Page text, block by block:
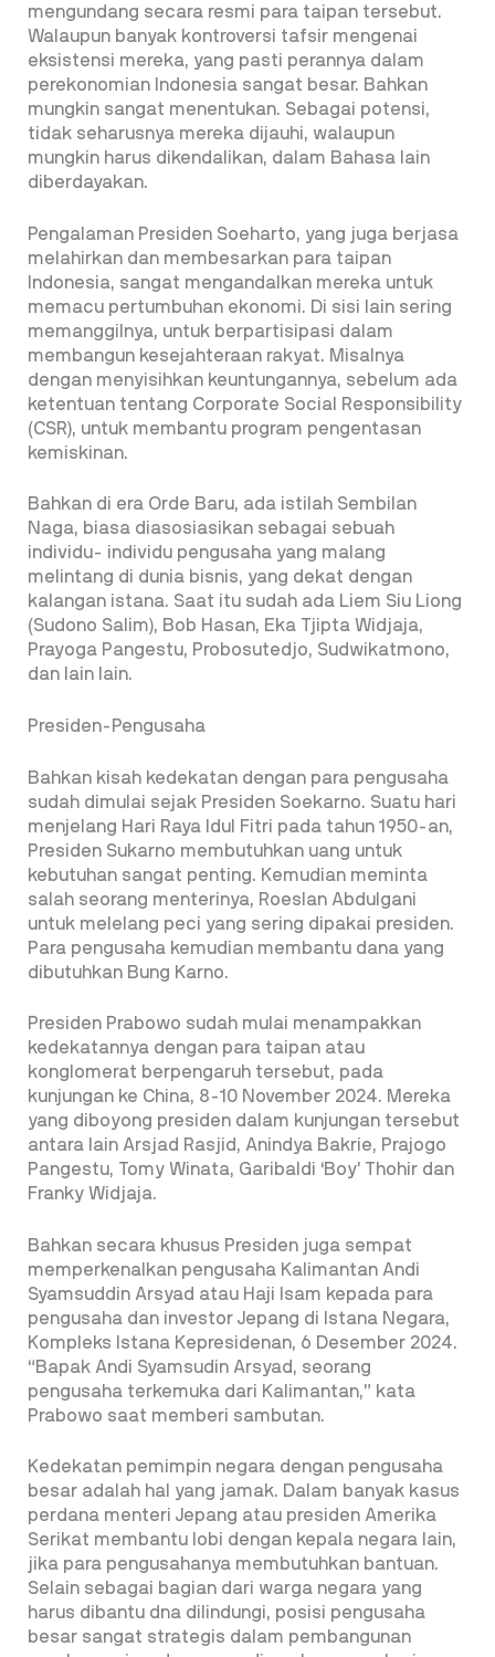
mengundang secara resmi para taipan tersebut.
Walaupun banyak kontroversi tafsir mengenai
eksistensi mereka, yang pasti perannya dalam
perekonomian Indonesia sangat besar. Bahkan
mungkin sangat menentukan. Sebagai potensi,
tidak seharusnya mereka dijauhi, walaupun
mungkin harus dikendalikan, dalam Bahasa lain
diberdayakan.
Pengalaman Presiden Soeharto, yang juga berjasa
melahirkan dan membesarkan para taipan
Indonesia, sangat mengandalkan mereka untuk
memacu pertumbuhan ekonomi. Di sisi lain sering
memanggilnya, untuk berpartisipasi dalam
membangun kesejahteraan rakyat. Misalnya
dengan menyisihkan keuntungannya, sebelum ada
ketentuan tentang Corporate Social Responsibility
(CSR), untuk membantu program pengentasan
kemiskinan.
Bahkan di era Orde Baru, ada istilah Sembilan
Naga, biasa diasosiasikan sebagai sebuah
individu- individu pengusaha yang malang
melintang di dunia bisnis, yang dekat dengan
kalangan istana. Saat itu sudah ada Liem Siu Liong
(Sudono Salim), Bob Hasan, Eka Tjipta Widjaja,
Prayoga Pangestu, Probosutedjo, Sudwikatmono,
dan lain lain.
Presiden-Pengusaha
Bahkan kisah kedekatan dengan para pengusaha
sudah dimulai sejak Presiden Soekarno. Suatu hari
menjelang Hari Raya Idul Fitri pada tahun 1950-an,
Presiden Sukarno membutuhkan uang untuk
kebutuhan sangat penting. Kemudian meminta
salah seorang menterinya, Roeslan Abdulgani
untuk melelang peci yang sering dipakai presiden.
Para pengusaha kemudian membantu dana yang
dibutuhkan Bung Karno.
Presiden Prabowo sudah mulai menampakkan
kedekatannya dengan para taipan atau
konglomerat berpengaruh tersebut, pada
kunjungan ke China, 8-10 November 2024. Mereka
yang diboyong presiden dalam kunjungan tersebut
antara lain Arsjad Rasjid, Anindya Bakrie, Prajogo
Pangestu, Tomy Winata, Garibaldi ‘Boy’ Thohir dan
Franky Widjaja.
Bahkan secara khusus Presiden juga sempat
memperkenalkan pengusaha Kalimantan Andi
Syamsuddin Arsyad atau Haji Isam kepada para
pengusaha dan investor Jepang di Istana Negara,
Kompleks Istana Kepresidenan, 6 Desember 2024.
“Bapak Andi Syamsudin Arsyad, seorang
pengusaha terkemuka dari Kalimantan,” kata
Prabowo saat memberi sambutan.
Kedekatan pemimpin negara dengan pengusaha
besar adalah hal yang jamak. Dalam banyak kasus
perdana menteri Jepang atau presiden Amerika
Serikat membantu lobi dengan kepala negara lain,
jika para pengusahanya membutuhkan bantuan.
Selain sebagai bagian dari warga negara yang
harus dibantu dna dilindungi, posisi pengusaha
besar sangat strategis dalam pembangunan